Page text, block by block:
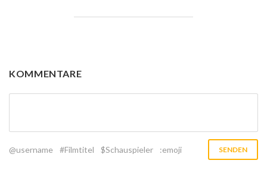
KOMMENTARE
@username #Filmtitel $Schauspieler :emoji